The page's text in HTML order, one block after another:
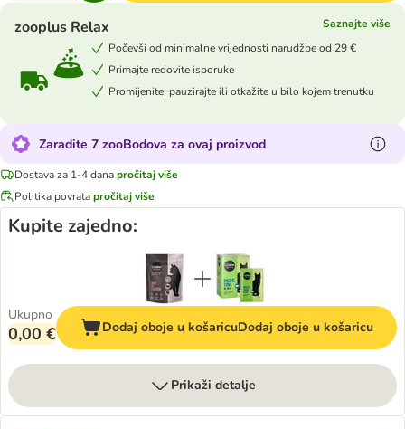
zooplus Relax
Saznajte više
Počevši od minimalne vrijednosti narudžbe od 29 €
Primajte redovite isporuke
Promijenite, pauzirajte ili otkažite u bilo kojem trenutku
Zaradite 7 zooBodova za ovaj proizvod
Dostava za 1-4 danapročitaj više
Politika povratapročitaj više
Kupite zajedno:
Ukupno
0,00 € Dodaj oboje u košaricuDodaj oboje u košaricu
Prikaži detalje